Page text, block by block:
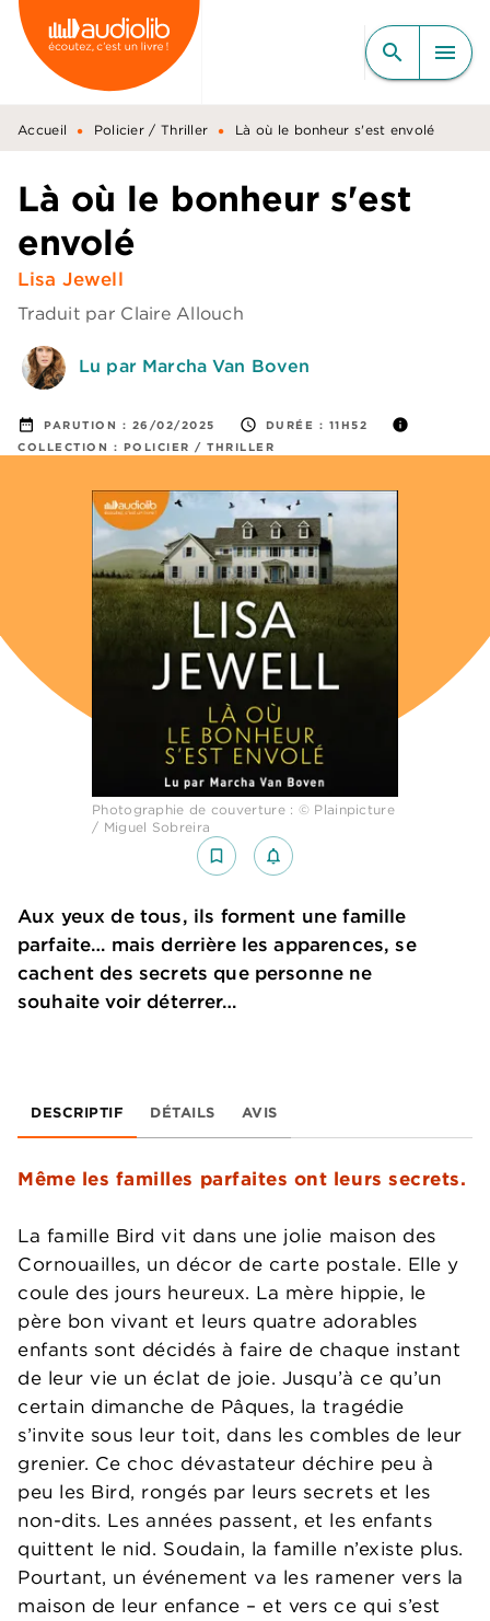
MENU RECHERCHE
CONTENU
PIED DE PAGE
search menu
Accueil • Policier / Thriller • Là où le bonheur s'est envolé
Là où le bonheur s'est
envolé
Lisa Jewell
Traduit par Claire Allouch
Lu par Marcha Van Boven
date_range PARUTION : 26/02/2025 access_time DURÉE : 11H52 info
COLLECTION : POLICIER / THRILLER
Photographie de couverture : © Plainpicture
/ Miguel Sobreira
bookmark_border notifications_none_outlined
Aux yeux de tous, ils forment une famille
parfaite… mais derrière les apparences, se
cachent des secrets que personne ne
souhaite voir déterrer…
DESCRIPTIF DÉTAILS AVIS
Même les familles parfaites ont leurs secrets.
La famille Bird vit dans une jolie maison des
Cornouailles, un décor de carte postale. Elle y
coule des jours heureux. La mère hippie, le
père bon vivant et leurs quatre adorables
enfants sont décidés à faire de chaque instant
de leur vie un éclat de joie. Jusqu’à ce qu’un
certain dimanche de Pâques, la tragédie
s’invite sous leur toit, dans les combles de leur
grenier. Ce choc dévastateur déchire peu à
peu les Bird, rongés par leurs secrets et les
non-dits. Les années passent, et les enfants
quittent le nid. Soudain, la famille n’existe plus.
Pourtant, un événement va les ramener vers la
maison de leur enfance – et vers ce qui s’est